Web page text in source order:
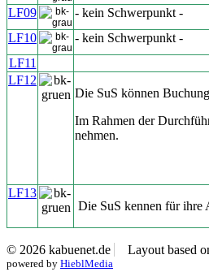
LF09
- kein Schwerpunkt -
LF10
- kein Schwerpunkt -
LF11
LF12
Die SuS können
Im Rahmen der
nehmen.
LF13
Die SuS kennen für ihre
© 2026 kabuenet.de Layout based
powered by HieblMedia